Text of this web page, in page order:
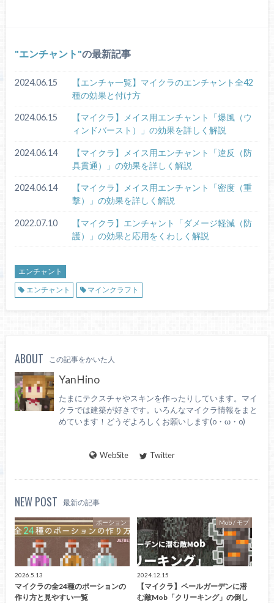
エンチャント の最新記事
2024.06.15
【エンチャ一覧】マイクラのエンチャント全42
種の効果と付け方
2024.06.15
【マイクラ】メイス用エンチャント「爆風（ウ
ィンドバースト）」の効果を詳しく解説
2024.06.14
【マイクラ】メイス用エンチャント「違反（防
具貫通）」の効果を詳しく解説
2024.06.14
【マイクラ】メイス用エンチャント「密度（重
撃）」の効果を詳しく解説
2022.07.10
【マイクラ】エンチャント「ダメージ軽減（防
護）」の効果と応用をくわしく解説
エンチャント
エンチャント
マインクラフト
ABOUT この記事をかいた人
YanHino
たまにテクスチャやスキンを作ったりしています。マイ
クラでは建築が好きです。いろんなマイクラ情報をまと
めています！どうぞよろしくお願いします(o・ω・o)
WebSite Twitter
NEW POST 最新の記事
ポーション
2026.5.13
マイクラの全24種のポーションの
作り方と見やすい一覧
Mob / モブ
2024.12.15
【マイクラ】ペールガーデンに潜
む敵Mob「クリーキング」の倒し